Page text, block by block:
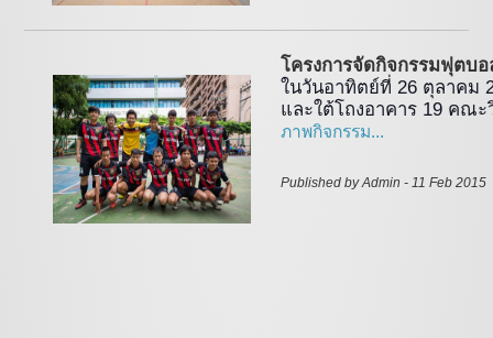
โครงการจัดกิจกรรมฟุต
ในวันอาทิตย์ที่ 26 ตุลาคม
และใต้โถงอาคาร 19 คณ
ภาพกิจกรรม...
Published by Admin - 11 Feb 2015